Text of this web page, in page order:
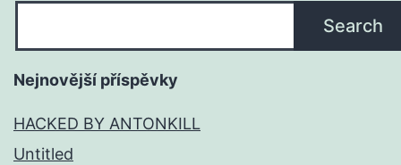
Search
Nejnovější příspěvky
HACKED BY ANTONKILL
Untitled